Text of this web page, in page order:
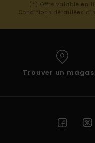
(*) Offre valable en
Conditions détaillées
Trouver un